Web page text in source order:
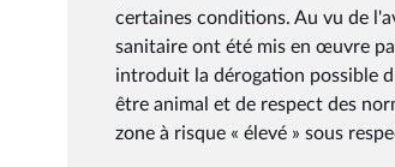
certaines conditions. Au vu de
sanitaire ont été mis en œuvre
introduit la dérogation possible
être animal et de respect des
zone à risque « élevé » sous